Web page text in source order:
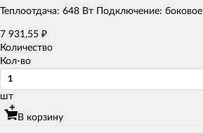
Теплоотдача: 648 Вт Подключение: боковое
7 931,55 ₽
Количество
Кол-во
шт
В корзину